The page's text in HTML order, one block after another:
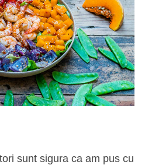
sunt sigura ca am pus cu